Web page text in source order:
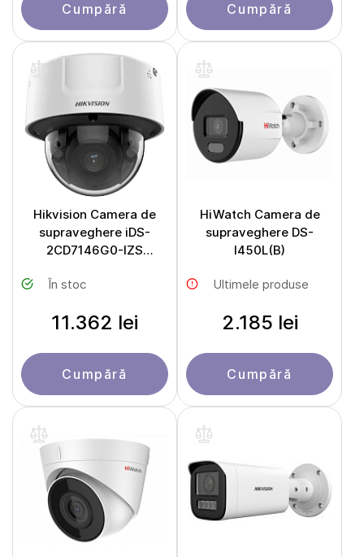
Cumpără Cumpără
Hikvision Camera de
supraveghere iDS-
2CD7146G0-IZS
În stoc
11.362 lei
Cumpără
HiWatch Camera de
supraveghere DS-
I450L(B)
Ultimele produse
2.185 lei
Cumpără